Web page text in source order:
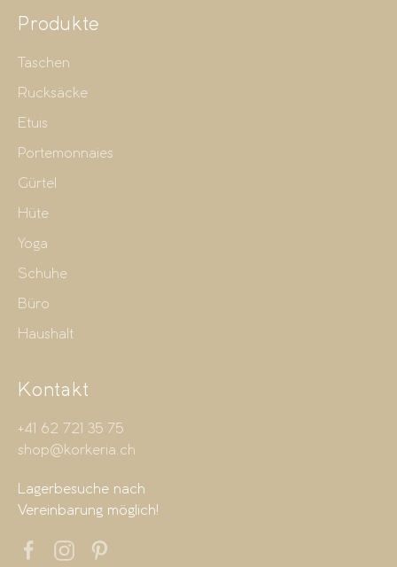
Produkte
Taschen
Rucksäcke
Etuis
Portemonnaies
Gürtel
Hüte
Yoga
Schuhe
Büro
Haushalt
Kontakt
+41 62 721 35 75
shop@korkeria.ch
Lagerbesuche nach
Vereinbarung möglich!